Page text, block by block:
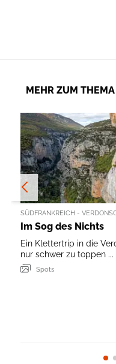
MEHR ZUM
SÜDFRANKREICH -
Im Sog des Nichts
Ein Klettertrip in die
nur schwer zu toppen ...
Spots